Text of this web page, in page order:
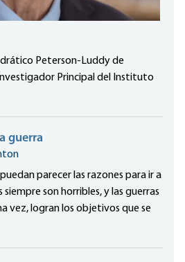
Peterson-Luddy de
Principal del Instituto
guerra
parecer las razones para ir a
siempre son horribles, y las guerras
vez, logran los objetivos que se